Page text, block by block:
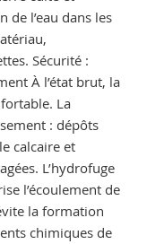
l’eau dans les
Sécurité :
À l’état brut, la
La
: dépôts
calcaire et
L’hydrofuge
l’écoulement de
la formation
chimiques de